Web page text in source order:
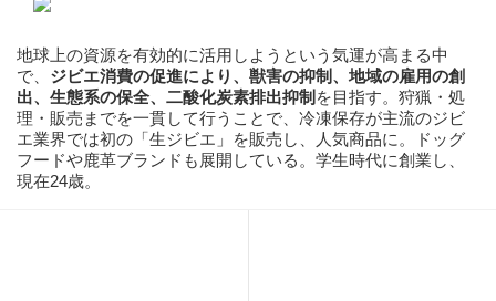
地球上の資源を有効的に活用しようという気運が高まる中
で、 ジビエ消費の促進により、獣害の抑制、地域の雇用の創
出、生態系の保全、二酸化炭素排出抑制 を目指す。狩猟・処
理・販売までを一貫して行うことで、冷凍保存が主流のジビ
エ業界では初の「生ジビエ」を販売し、人気商品に。ドッグ
フードや鹿革ブランドも展開している。学生時代に創業し、
現在24歳。